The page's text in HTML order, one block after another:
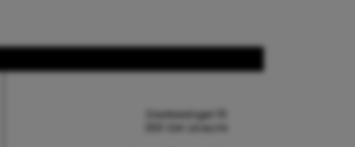
Daalsesingel 51
3511 SW Utrecht